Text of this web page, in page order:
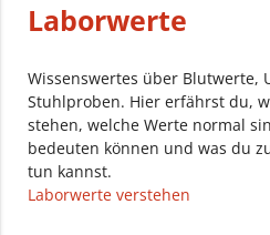
Laborwerte
Wissenswertes über Blutwerte,
Stuhlproben. Hier erfährst du,
stehen, welche Werte normal
bedeuten können und was du
tun kannst.
Laborwerte verstehen